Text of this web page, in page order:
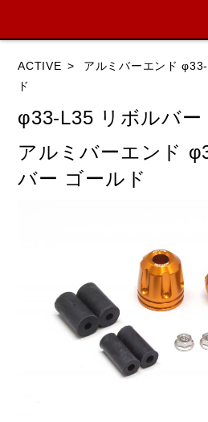
HONDA YAMAHA
KAWASAKI BMW
閉じる
ACTIVE
アルミバーエンド
ド
φ33-L35 リボルバー
アルミバーエンド
バー ゴールド